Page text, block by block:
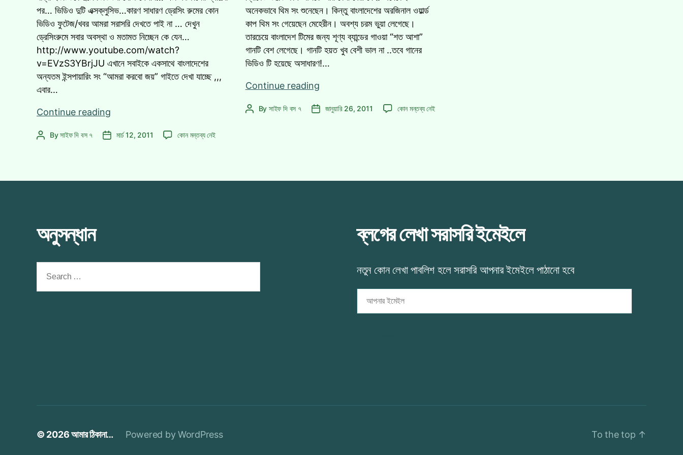
পর… ভিডিও দুটি এক্সক্লুসিভ…কারণ সাধারণ ড্রেসিং রুমের কোন
ভিডিও ফুটেজ/খবর আমরা সরাসরি দেখতে পাই না … দেখুন
ড্রেসিংরুমে সবার অবস্থা ও মতামত নিচ্ছেন কে যেন…
http://www.youtube.com/watch?
v=EVzS3YBrjJU এখানে সবাইকে একসাথে বাংলাদেশের
অন্যতম ইন্সপায়ারিং সং “আমরা করবো জয়” গাইতে দেখা যাচ্ছে ,,,
এবার…
Continue reading
ড্রেসিংরুমে
PostByসাইফ দি বস ৭
Postমার্চ 12, 2011
[এক্সক্লুসিভ]জয়ের
কোন মন্তব্য নেই
অনেকভাবে থিম সং শুনেছেন। কিন্তু বাংলাদেশের অরজিনাল ওয়ার্ল্ড
কাপ থিম সং গেয়েছেন মেহেরীন। অবশ্য চরম ভুয়া লেগেছে।
তারচেয়ে বাংলাদেশ টিমের জন্য শূণ্য ব্যান্ডের গাওয়া “শত আশা”
গানটি বেশ লেগেছে। গানটি হয়ত খুব বেশী ভাল না ..তবে গানের
ভিডিও টি হয়েছে অসাধারণ!…
Continue readingওয়ার্ল্ড
স্পেশালঃ
PostBy সাইফ দি বস ৭
Postজানুয়ারি 26, 2011
ওয়ার্ল্ড
কোন মন্তব্য নেই
অনুসন্ধান
for:
ব্লগের লেখা সরাসরি ইমেইলে
নতুন কোন লেখা পাবলিশ হলে সরাসরি আপনার ইমেইলে পাঠানো হবে
ইমেইল
© 2026আমার ঠিকানা… Powered by WordPress To the top ↑